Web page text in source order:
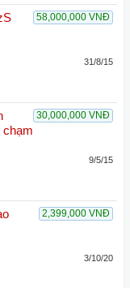
58,000,000 VNĐ
31/8/15
30,000,000 VNĐ
chạm
9/5/15
2,399,000 VNĐ
3/10/20